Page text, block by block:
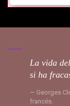
La vida
si ha
Georges
francés.